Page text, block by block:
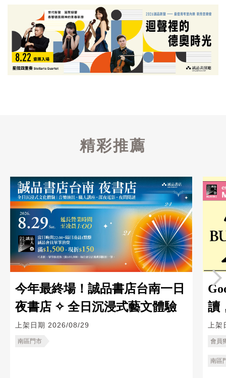
精彩推薦
今年最終場！誠品書店台南一日
夜書店 ✧ 全日沉浸式藝文體驗
上架日期 2026/08/29
南區門市
讀
上架
會員
南區